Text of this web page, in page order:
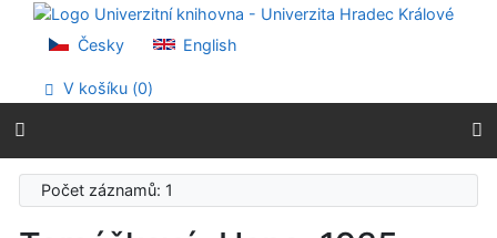
Přejít na obsah
Přejít na menu
Prohlášení o webové přístupnosti
Česky English
V košíku (0)
Počet záznamů: 1